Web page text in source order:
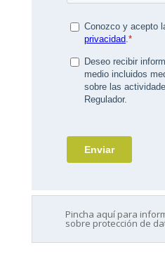
Pincha aquí para
sobre protección de